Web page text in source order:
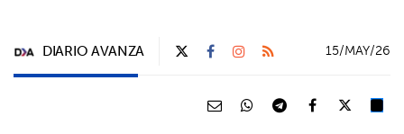
DIARIO AVANZA 15/MAY/26